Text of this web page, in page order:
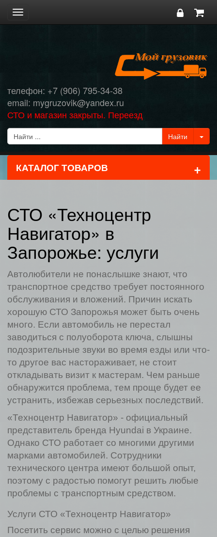
Toggle
navigation
телефон: +7 (906) 795-34-38
email: mygruzovik@yandex.ru
СТО и магазин закрыты. Переезд
КАТАЛОГ ТОВАРОВ +
СТО «Техноцентр
Навигатор» в
Запорожье: услуги
Автолюбители не понаслышке знают, что
транспортное средство требует постоянного
обслуживания и вложений. Причин искать
хорошую СТО Запорожья может быть очень
много. Если автомобиль не перестал
заводиться с полуоборота ключа, слышны
подозрительные звуки во время езды или что-
то другое вас настораживает, не стоит
откладывать визит к мастерам. Чем раньше
обнаружится проблема, тем проще будет ее
устранить, избежав серьезных последствий.
«Техноцентр Навигатор» - официальный
представитель бренда Hyundai в Украине.
Однако СТО работает со многими другими
марками автомобилей. Сотрудники
технического центра имеют большой опыт,
поэтому с радостью помогут решить любые
проблемы с транспортным средством.
Услуги СТО «Техноцентр Навигатор»
Посетить сервис можно с целью решения